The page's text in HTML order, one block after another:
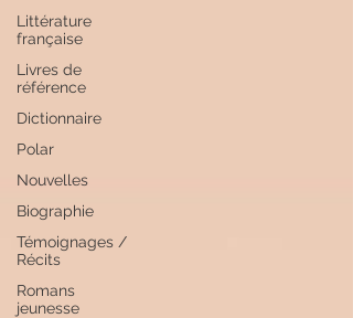
Littérature
française
Livres de
référence
Dictionnaire
Polar
Nouvelles
Biographie
Témoignages /
Récits
Romans
jeunesse